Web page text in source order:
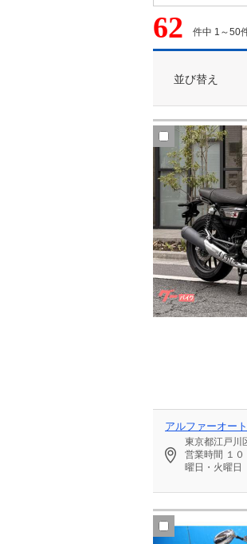
62 件中 1～50
並び替え
アルファーオート
東京都江戸川
営業時間 １
曜日・火曜日